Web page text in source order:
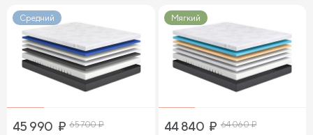
Средний
45 990 ₽ 65 700₽
Мягкий
44 840 ₽ 64 060₽